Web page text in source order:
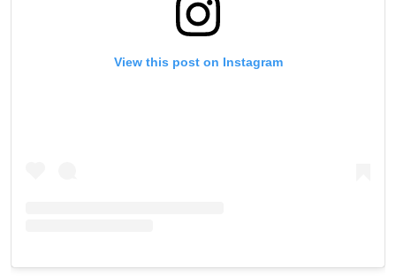
View this post on Instagram